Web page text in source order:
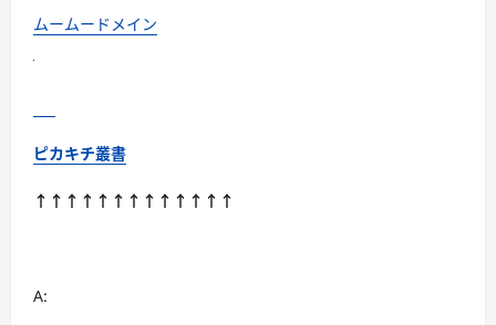
ムームードメイン
ピカキチ叢書
↑↑↑↑↑↑↑↑↑↑↑↑↑
A: